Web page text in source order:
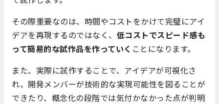
その際重要なのは、時間やコストをかけて完璧にアイ
デアを再現するのではなく、 低コストでスピード感も
って簡易的な試作品を作っていく ことになります。
また、実際に試作することで、アイデアが可視化さ
れ、開発メンバーが技術的な実現可能性を図ることが
できたり、概念化の段階では気付かなかった点が判明